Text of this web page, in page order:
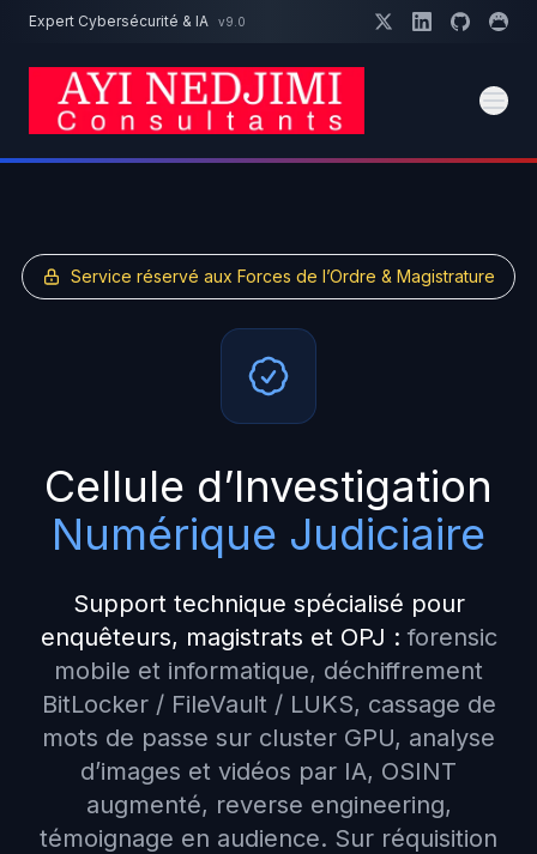
Aller au contenu principal
Expert Cybersécurité & IA v9.0
Service réservé aux Forces de l’Ordre & Magistrature
Cellule d’Investigation
Numérique Judiciaire
Support technique spécialisé pour
enquêteurs, magistrats et OPJ : forensic
mobile et informatique, déchiffrement
BitLocker / FileVault / LUKS, cassage de
mots de passe sur cluster GPU, analyse
d’images et vidéos par IA, OSINT
augmenté, reverse engineering,
témoignage en audience. Sur réquisition
Un projet cybersécurité ?